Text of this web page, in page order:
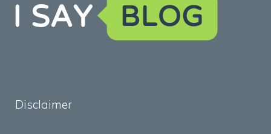
Disclaimer